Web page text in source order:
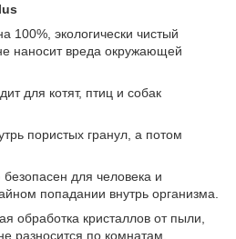
100%, экологически чистый
наносит вреда окружающей
для котят, птиц и собак
пористых гранул, а потом
для человека и
попадании внутрь организма.
обработка кристаллов от пыли,
разносится по комнатам.